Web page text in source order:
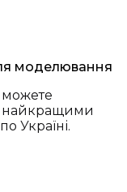
моделювання
найкращими
Україні.